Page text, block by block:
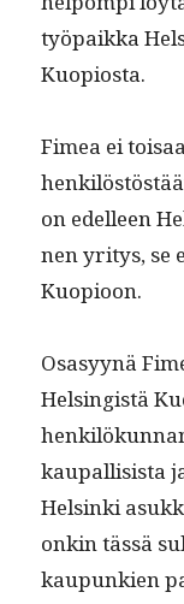
työ­paik­ka
Kuopiosta.
Fimea ei
on edelleen
nen yri­tys, se
Kuopioon.
Osasyynä
Helsingistä
kau­pal­li­sista
Helsin­ki
onkin tässä
kaupunkien